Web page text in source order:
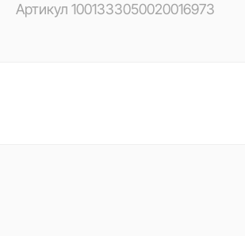
Артикул 1001333050020016973